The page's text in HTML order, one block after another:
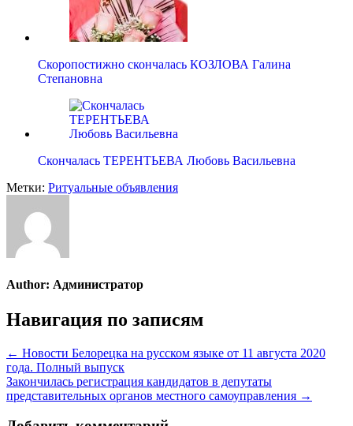
Скоропостижно скончалась КОЗЛОВА Галина
Степановна
Скончалась ТЕРЕНТЬЕВА Любовь Васильевна
Метки: Ритуальные объявления
Author: Администратор
Навигация по записям
← Новости Белорецка на русском языке от 11 августа 2020
года. Полный выпуск
Закончилась регистрация кандидатов в депутаты
представительных органов местного самоуправления →